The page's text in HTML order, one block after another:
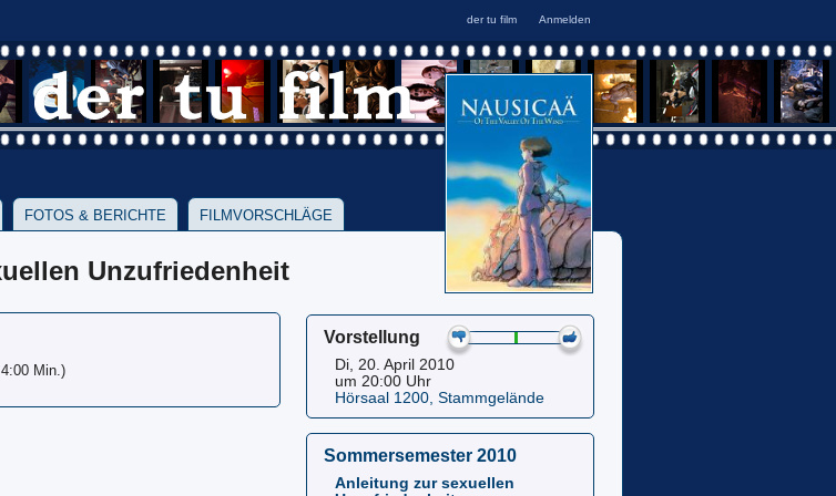
FOTOS & BERICHTE FILMVORSCHLÄGE
Vorstellung
Di, 20. April 2010
um 20:00 Uhr
Hörsaal 1200, Stammgelände
Sommersemester 2010
Anleitung zur sexuellen
Unzufriedenheit
Min.)